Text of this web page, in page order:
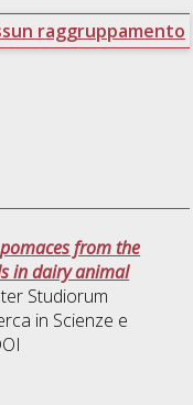
raggruppamento
from the
in dairy animal
Studiorum
in Scienze e